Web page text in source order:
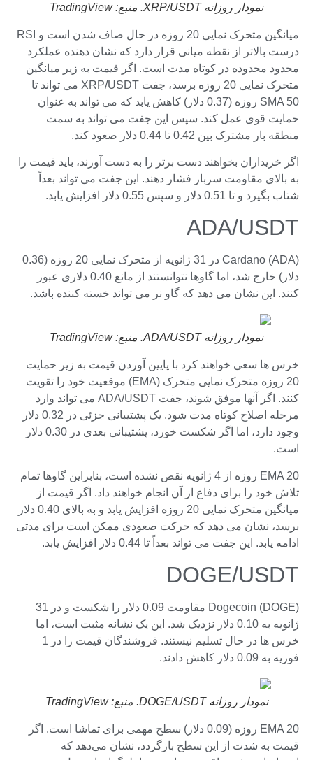
نمودار روزانه XRP/USDT. منبع: TradingView
میانگین متحرک نمایی 20 روزه در حال صاف شدن است و RSI
درست بالاتر از نقطه میانی قرار دارد که نشان دهنده عملکرد
محدود محدوده در کوتاه مدت است. اگر قیمت به زیر میانگین
متحرک نمایی 20 روزه برسد، جفت XRP/USDT می تواند تا
SMA 50 روزه (0.37 دلار) کاهش یابد که می تواند به عنوان
حمایت قوی عمل کند. سپس این جفت می تواند به سمت
منطقه بار مشترک بین 0.42 تا 0.44 دلار صعود کند.
اگر خریداران بخواهند دست برتر را به دست آورند، باید قیمت را
به بالای مقاومت سربار فشار دهند. این جفت می تواند بعداً
شتاب بگیرد و تا 0.51 دلار و سپس 0.55 دلار افزایش یابد.
ADA/USDT
Cardano (ADA) در 31 ژانویه از متحرک نمایی 20 روزه (0.36
دلار) خارج شد، اما گاوها نتوانستند از مانع 0.40 دلاری عبور
کنند. این نشان می دهد که گاو نر می تواند خسته کننده باشد.
نمودار روزانه ADA/USDT. منبع: TradingView
خرس ها سعی خواهند کرد با پایین آوردن قیمت به زیر حمایت
20 روزه متحرک نمایی متحرک (EMA) موقعیت خود را تقویت
کنند. اگر آنها موفق شوند، جفت ADA/USDT می تواند وارد
مرحله اصلاح کوتاه مدت شود. یک پشتیبانی جزئی در 0.32 دلار
وجود دارد، اما اگر شکست خورد، پشتیبانی بعدی در 0.30 دلار
است.
EMA 20 روزه از 4 ژانویه نقض نشده است، بنابراین گاوها تمام
تلاش خود را برای دفاع از آن انجام خواهند داد. اگر قیمت از
میانگین متحرک نمایی 20 روزه افزایش یابد و به بالای 0.40 دلار
برسد، نشان می دهد که حرکت صعودی ممکن است برای مدتی
ادامه یابد. این جفت می تواند بعداً تا 0.44 دلار افزایش یابد.
DOGE/USDT
Dogecoin (DOGE) مقاومت 0.09 دلار را شکست و در 31
ژانویه به 0.10 دلار نزدیک شد. این یک نشانه مثبت است، اما
خرس ها در حال تسلیم نیستند. فروشندگان قیمت را در 1
فوریه به 0.09 دلار کاهش دادند.
نمودار روزانه DOGE/USDT. منبع: TradingView
EMA 20 روزه (0.09 دلار) سطح مهمی برای تماشا است. اگر
قیمت به شدت از این سطح بازگردد، نشان می‌دهد که